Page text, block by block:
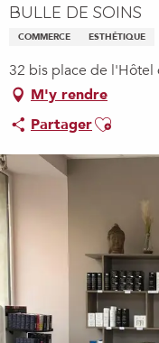
BULLE DE SOINS
COMMERCE ESTHÉTIQUE
32 bis place de l'Hôtel
M'y rendre
PartagerAjouter